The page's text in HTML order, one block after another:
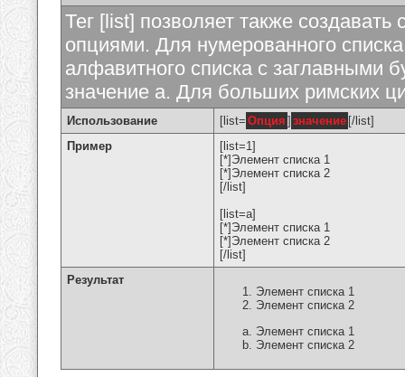
Тег [list] позволяет также
опциями. Для нумерованного
алфавитного списка с заглавными
значение а. Для больших римских
Использование [list= Опция ] значение [/list]
Пример
[list=1]
[*]Элемент списка 1
[*]Элемент списка 2
[/list]
[list=a]
[*]Элемент списка 1
[*]Элемент списка 2
[/list]
Результат
Элемент списка 1
Элемент списка 2
Элемент списка 1
Элемент списка 2